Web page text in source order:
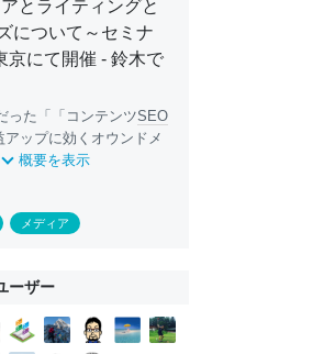
とライティングと
について～セミナ
京にて開催 - 鈴木で
った「「コンテンツSEO
ップに効くオウンドメ
概要を表示
メディア
ーザー